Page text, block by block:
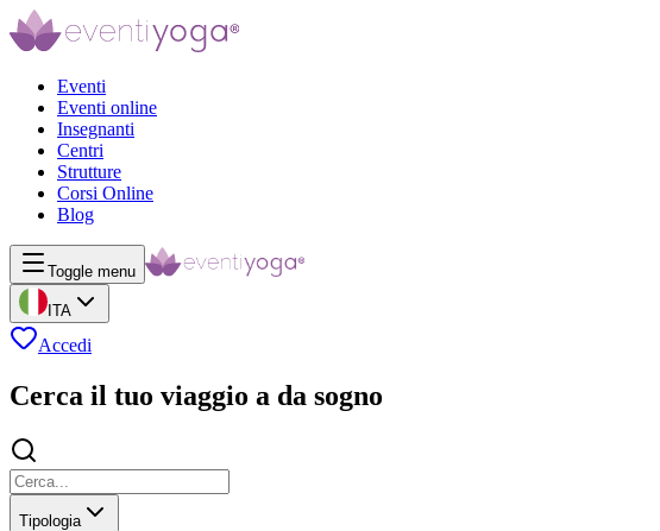
Eventi
Eventi online
Insegnanti
Centri
Strutture
Corsi Online
Blog
Toggle menu
ITA
Accedi
Cerca il tuo viaggio a da sogno
Tipologia